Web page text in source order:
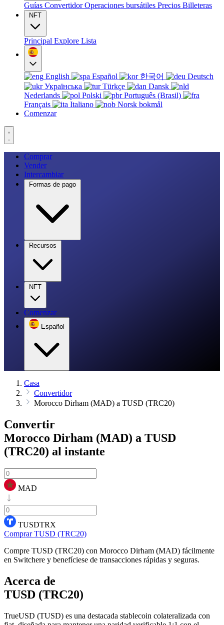
Guías ConvertidorOperaciones bursátiles Precios Billeteras
NFT
Principal Explore Lista
English Español 한국어
Deutsch
Українська
Türkçe
Dansk
Nederlands
Polski
Português (Brasil)
Français
Italiano
Norsk bokmål
Comenzar
Comprar
Vender
Intercambiar
Formas de pago
Recursos
NFT
Comenzar
Español
Casa
Convertidor
Morocco Dirham (MAD) a TUSD (TRC20)
Convertir
Morocco Dirham (MAD) a TUSD
(TRC20) al instante
MAD
TUSDTRX
Comprar TUSD (TRC20)
Compre TUSD (TRC20) con Morocco Dirham (MAD) fácilmente
en Switchere y benefíciese de transacciones rápidas y seguras.
Acerca de
TUSD (TRC20)
TrueUSD (TUSD) es una destacada stablecoin colateralizada con